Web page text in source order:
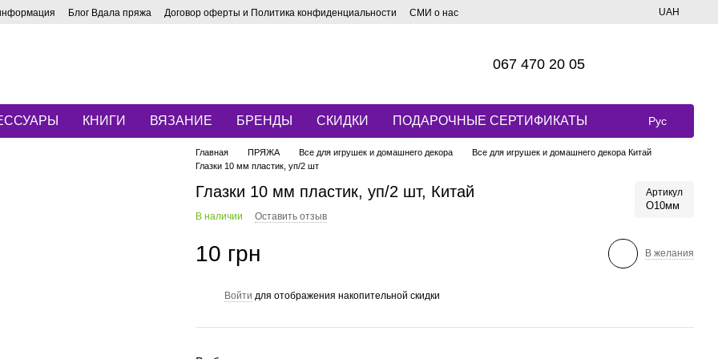
Блог Вдала пряжа Договор оферты и Политика конфиденциальности СМИ о нас UAH
067 470 20 05
КНИГИ ВЯЗАНИЕ БРЕНДЫ СКИДКИ ПОДАРОЧНЫЕ СЕРТИФИКАТЫ Рус
Главная ПРЯЖА Все для игрушек и домашнего декора
Все для игрушек и домашнего декора Китай
Глазки 10 мм пластик, уп/2 шт
Глазки 10 мм пластик, уп/2 шт, Китай Артикул
О10мм
В наличии Оставить отзыв
10 грн В желания
Войти для отображения накопительной скидки